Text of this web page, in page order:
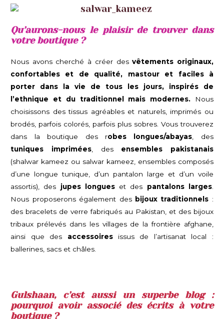
Qu’aurons-nous le plaisir de trouver dans
votre boutique ?
Nous avons cherché à créer desvêtements originaux,
confortables et de qualité, mastour et faciles à
porter dans la vie de tous les jours, inspirés de
l’ethnique et du traditionnel mais modernes. Nous
choisissons des tissus agréables et naturels, imprimés ou
brodés, parfois colorés, parfois plus sobres. Vous trouverez
dans la boutique des robes longues/abayas , des
tuniques imprimées, des ensembles pakistanais
(shalwar kameez ou salwar kameez, ensembles composés
d’une longue tunique, d’un pantalon large et d’un voile
assortis), des jupes longueset des pantalons larges.
Nous proposerons également des bijoux traditionnels :
des bracelets de verre fabriqués au Pakistan, et des bijoux
tribaux prélevés dans les villages de la frontière afghane,
ainsi que des accessoiresissus de l’artisanat local :
ballerines, sacs et châles.
Gulshaan, c’est aussi un superbe blog :
pourquoi avoir associé des écrits à votre
boutique ?